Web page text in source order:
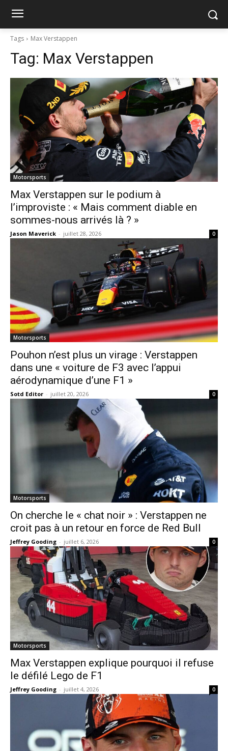
Tags Max Verstappen
Tag: Max Verstappen
Motorsports
Max Verstappen sur le podium à
l’improviste : « Mais comment diable en
sommes-nous arrivés là ? »
Jason Maverick - juillet 28, 2026 0
Motorsports
Pouhon n’est plus un virage : Verstappen
dans une « voiture de F3 avec l’appui
aérodynamique d’une F1 »
Sotd Editor - juillet 20, 2026 0
Motorsports
On cherche le « chat noir » : Verstappen ne
croit pas à un retour en force de Red Bull
Jeffrey Gooding - juillet 6, 2026 0
Motorsports
Max Verstappen explique pourquoi il refuse
le défilé Lego de F1
Jeffrey Gooding - juillet 4, 2026 0